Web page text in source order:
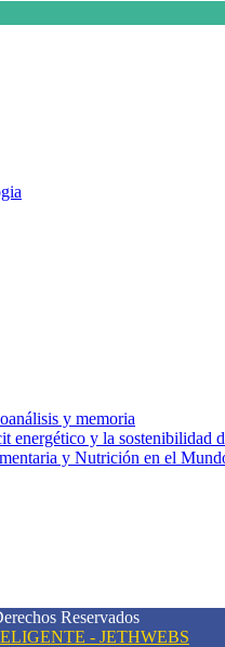
y memoria
energético y la sostenibilidad
y Nutrición en el
Reservados
- JETHWEBS